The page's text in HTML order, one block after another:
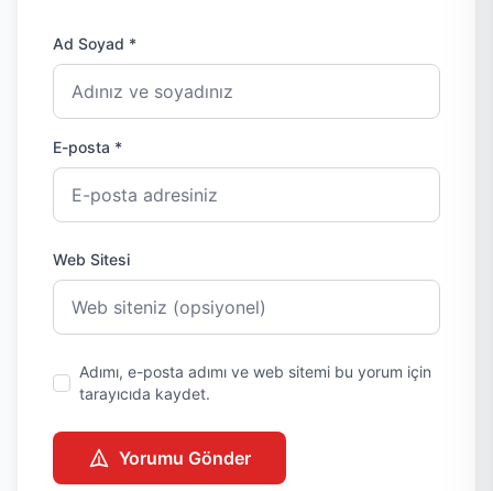
Ad Soyad *
E-posta *
Web Sitesi
Adımı, e-posta adımı ve web sitemi bu yorum için
tarayıcıda kaydet.
Yorumu Gönder